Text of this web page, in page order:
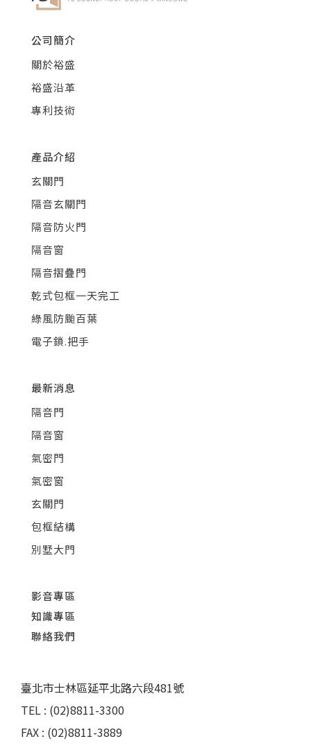
公司簡介
關於裕盛
裕盛沿革
專利技術
產品介紹
玄關門
隔音玄關門
隔音防火門
隔音窗
隔音摺疊門
乾式包框一天完工
綠風防颱百葉
電子鎖.把手
最新消息
隔音門
隔音窗
氣密門
氣密窗
玄關門
包框結構
別墅大門
影音專區
知識專區
聯絡我們
臺北市士林區延平北路六段481號
TEL : (02)8811-3300
FAX : (02)8811-3889